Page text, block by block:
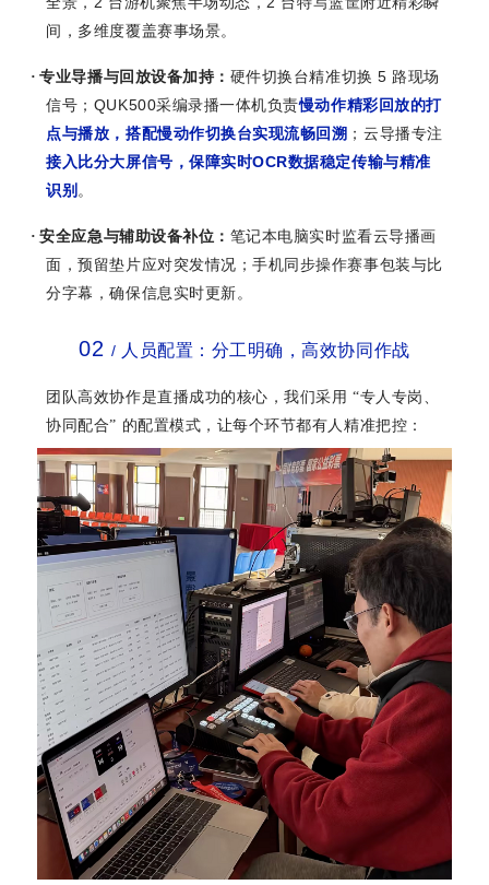
间，多维度覆盖赛事场景。
· 专业导播与回放设备加持： 硬件切换台精准切换 5 路现场
信号； QUK500采编录播一体机负责慢动作精彩回放的打
点与播放，搭配慢动作切换台实现流畅回溯 ；云导播专注
接入比分大屏信号，保障实时OCR数据稳定传输与精准
识别 。
· 安全应急与辅助设备补位： 笔记本电脑实时监看云导播画
面，预留垫片应对突发情况；手机同步操作赛事包装与比
分字幕，确保信息实时更新。
02 / 人员配置：分工明确，高效协同作战
团队高效协作是直播成功的核心，我们采用 “专人专岗、
协同配合” 的配置模式，让每个环节都有人精准把控：